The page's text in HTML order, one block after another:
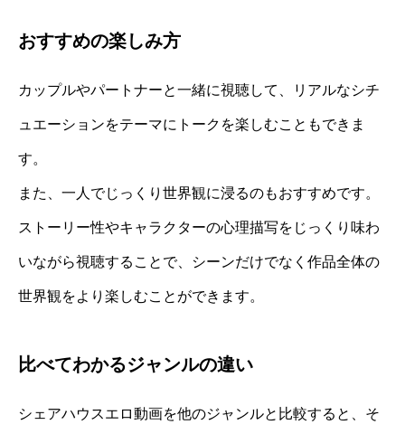
おすすめの楽しみ方
カップルやパートナーと一緒に視聴して、リアルなシチ
ュエーションをテーマにトークを楽しむこともできま
す。
また、一人でじっくり世界観に浸るのもおすすめです。
ストーリー性やキャラクターの心理描写をじっくり味わ
いながら視聴することで、シーンだけでなく作品全体の
世界観をより楽しむことができます。
比べてわかるジャンルの違い
シェアハウスエロ動画を他のジャンルと比較すると、そ